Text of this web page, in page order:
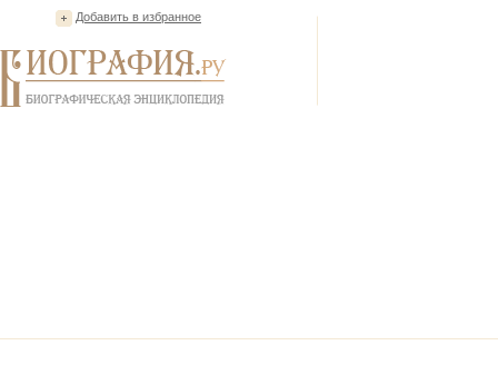
Добавить в избранное